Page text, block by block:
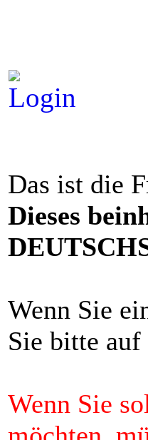
Das ist die
Dieses
Wenn Sie
Sie bitte
Wenn Sie